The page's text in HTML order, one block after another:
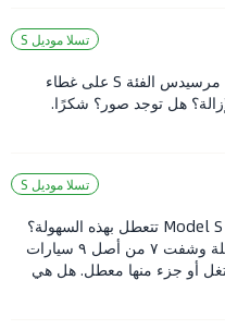
تسلا موديل S
هل يحتوي جنوط مقاس 19 بوصة لسيارة مرسيدس الفئة S على غطاء
هل توجد صور؟ شكرًا.
تسلا موديل S
يا جماعة، هل مصابيح القيادة النهارية في Model S تتعطل بهذه السهولة؟
اليوم ذهبت إلى حوش السيارات المستعملة وشفت ٧ من أصل ٩ سيارات
أو جزء منها معطل. هل هي
قالوا إن تغيير المصباح